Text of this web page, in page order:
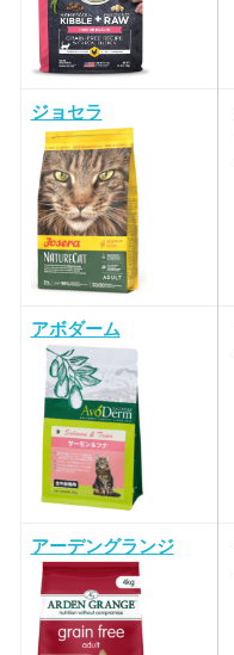
ジョセラ
アボダーム
アーデングランジ